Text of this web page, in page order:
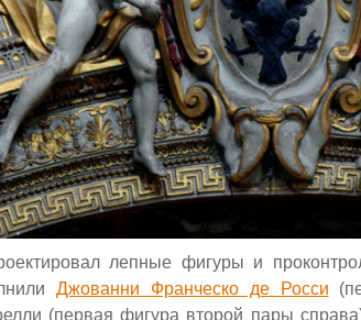
лепные фигуры и
Джованни Франческо де Росси
(первая фигура второй пары